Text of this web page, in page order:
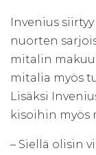
Invenius
nuorten
mitalin
mitalia myös
Lisäksi
kisoihin myös
– Siellä olisin